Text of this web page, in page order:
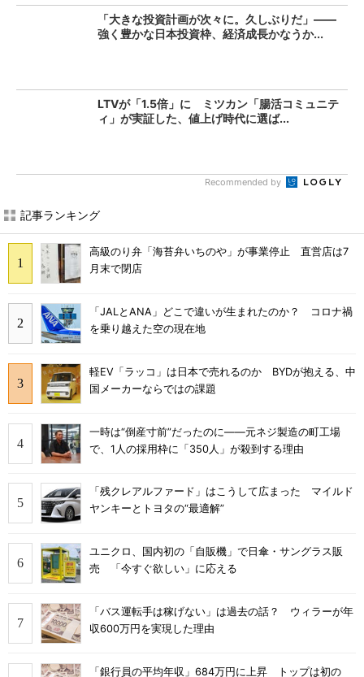
「大きな投資計画が次々に。久しぶりだ」――
強く豊かな日本投資枠、経済成長かなうか...
LTVが「1.5倍」に ミツカン「腸活コミュニテ
ィ」が実証した、値上げ時代に選ば...
Recommended by
記事ランキング
高級のり弁「海苔弁いちのや」が事業停止 直営店は7
月末で閉店
「JALとANA」どこで違いが生まれたのか？ コロナ禍
を乗り越えた空の現在地
軽EV「ラッコ」は日本で売れるのか BYDが抱える、中
国メーカーならではの課題
一時は“倒産寸前”だったのに――元ネジ製造の町工場
で、1人の採用枠に「350人」が殺到する理由
「残クレアルファード」はこうして広まった マイルド
ヤンキーとトヨタの“最適解”
ユニクロ、国内初の「自販機」で日傘・サングラス販
売 「今すぐ欲しい」に応える
「バス運転手は稼げない」は過去の話？ ウィラーが年
収600万円を実現した理由
「銀行員の平均年収」684万円に上昇 トップは初の